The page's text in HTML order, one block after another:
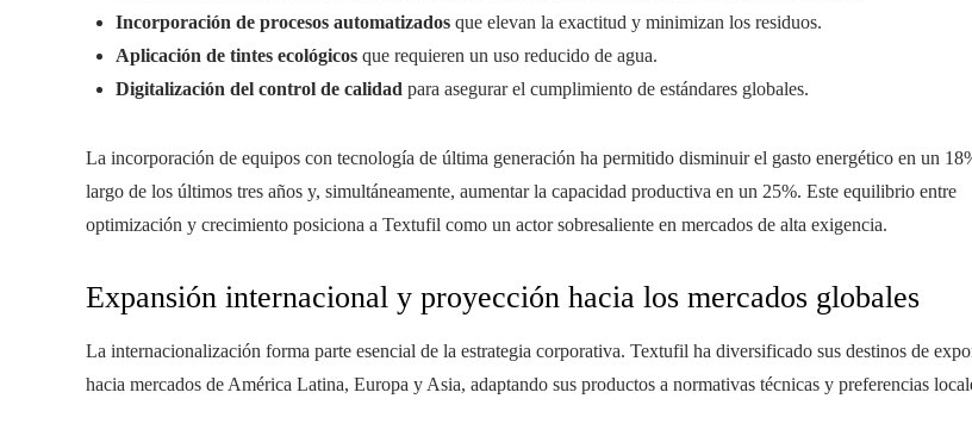
Incorporación de procesos automatizados que elevan la exactitud y minimizan los residuos.
Aplicación de tintes ecológicos que requieren un uso reducido de agua.
Digitalización del control de calidad para asegurar el cumplimiento de estándares globales.
La incorporación de equipos con tecnología de última generación ha permitido disminuir el gasto energético en un
largo de los últimos tres años y, simultáneamente, aumentar la capacidad productiva en un 25%. Este equilibrio entre
optimización y crecimiento posiciona a Textufil como un actor sobresaliente en mercados de alta exigencia.
Expansión internacional y proyección hacia los mercados globales
La internacionalización forma parte esencial de la estrategia corporativa. Textufil ha diversificado sus destinos de
hacia mercados de América Latina, Europa y Asia, adaptando sus productos a normativas técnicas y preferencias